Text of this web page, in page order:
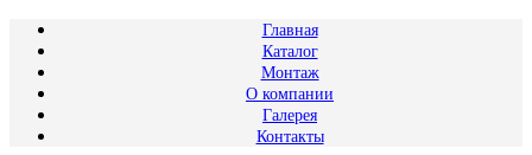
Главная
Каталог
Монтаж
О компании
Галерея
Контакты